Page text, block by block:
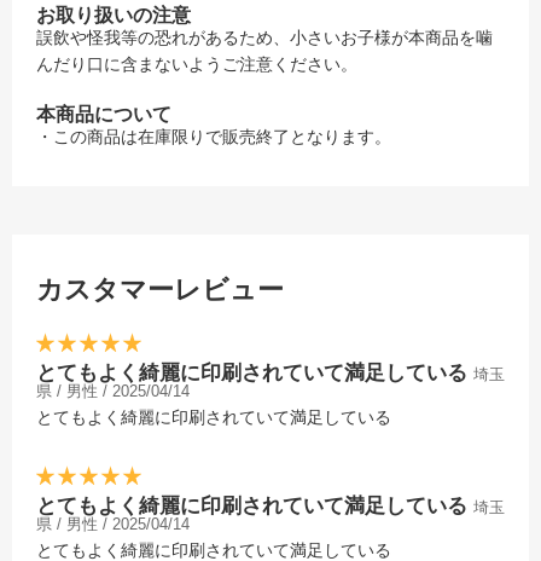
お取り扱いの注意
誤飲や怪我等の恐れがあるため、小さいお子様が本商品を噛
んだり口に含まないようご注意ください。
本商品について
・この商品は在庫限りで販売終了となります。
カスタマーレビュー
とてもよく綺麗に印刷されていて満足している 埼玉
県 / 男性 / 2025/04/14
とてもよく綺麗に印刷されていて満足している
とてもよく綺麗に印刷されていて満足している 埼玉
県 / 男性 / 2025/04/14
とてもよく綺麗に印刷されていて満足している